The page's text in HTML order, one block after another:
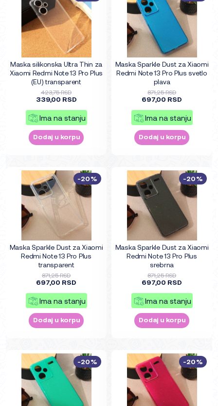
Maska silikonska Ultra Thin za
Xiaomi Redmi Note 13 Pro Plus
(EU) transparent
423,75 RSD
339,00 RSD
Ima na stanju
Dodaj u korpu
Maska Sparkle Dust za Xiaomi
Redmi Note 13 Pro Plus svetlo
plava
871,25 RSD
697,00 RSD
Ima na stanju
Dodaj u korpu
Maska Sparkle Dust za Xiaomi
Redmi Note 13 Pro Plus
transparent
871,25 RSD
697,00 RSD
Ima na stanju
Dodaj u korpu
-20%
Maska Sparkle Dust za Xiaomi
Redmi Note 13 Pro Plus
srebrna
871,25 RSD
697,00 RSD
Ima na stanju
Dodaj u korpu
-20%
-20% -20%